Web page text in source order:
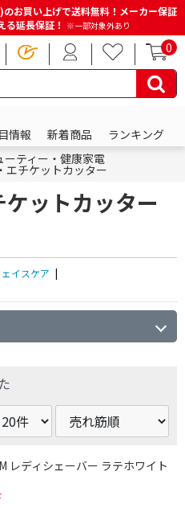
お買い上げで送料無料！メーカー保証
る延長保証！ ※一部対象外あり
0
情報 新着商品
ランキング
ーティー・健康家電
エチケットカッター
ットカッター
イスケア |
レディシェーバー ラテホワイト